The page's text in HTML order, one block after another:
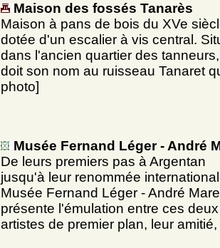
Maison des fossés Tanarès
Maison à pans de bois du XVe
dotée d'un escalier à vis central.
dans l'ancien quartier des
doit son nom au ruisseau Tanaret
photo]
Musée Fernand Léger - André
De leurs premiers pas à Argentan
jusqu'à leur renommée
Musée Fernand Léger - André Mare
présente l'émulation entre ces deux
artistes de premier plan, leur